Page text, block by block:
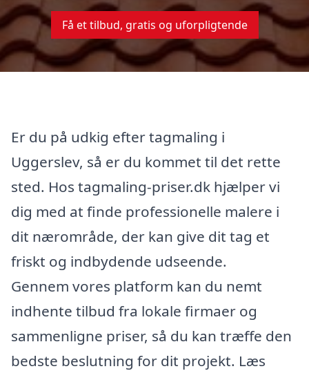
Få et tilbud, gratis og uforpligtende
Er du på udkig efter tagmaling i
Uggerslev, så er du kommet til det rette
sted. Hos tagmaling-priser.dk hjælper vi
dig med at finde professionelle malere i
dit nærområde, der kan give dit tag et
friskt og indbydende udseende.
Gennem vores platform kan du nemt
indhente tilbud fra lokale firmaer og
sammenligne priser, så du kan træffe den
bedste beslutning for dit projekt. Læs